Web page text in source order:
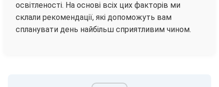
освітленості. На основі всіх цих факторів ми
склали рекомендації, які допоможуть вам
спланувати день найбільш сприятливим чином.